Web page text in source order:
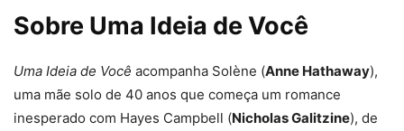
Sobre Uma Ideia de Você
Uma Ideia de Você acompanha Solène (Anne Hathaway),
uma mãe solo de 40 anos que começa um romance
inesperado com Hayes Campbell (Nicholas Galitzine), de